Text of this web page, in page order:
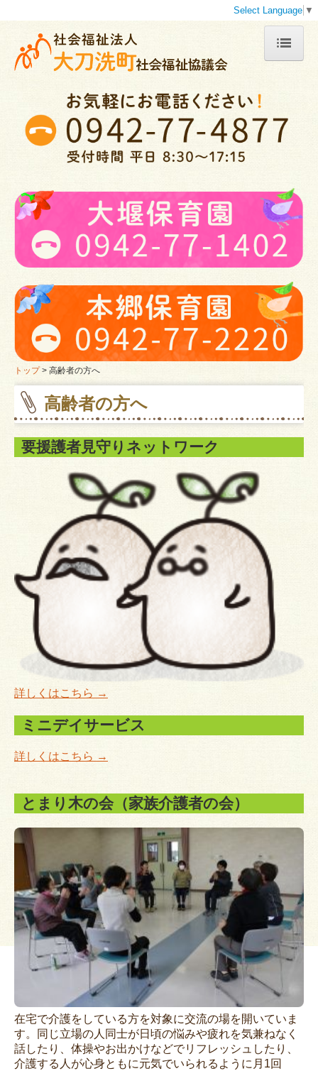
Select Language ▼
大刀洗町社協とは
事業内容の紹介
苦情解決
プライバシーポリシー
関連リンク
高齢者の方へ
ミニデイサービス
大刀洗町老人クラブ
障がいのある方へ
子育て中の方へ
病後児保育
困りごとのある方へ
ボランティアに関心のある方へ
ボランティアセンター
ボランティアグループの紹介
地域福祉活動
講座・イベント
広報紙
社協だより
ちょぼら
福祉サービス
各種申請書
アクセシビリティ
トップ 高齢者の方へ
高齢者の方へ
要援護者見守りネットワーク
詳しくはこちら →
ミニデイサービス
詳しくはこちら →
とまり木の会（家族介護者の会）
在宅で介護をしている方を対象に交流の場を開いていま
す。同じ立場の人同士が日頃の悩みや疲れを気兼ねなく
話したり、体操やお出かけなどでリフレッシュしたり、
介護する人が心身ともに元気でいられるように月1回